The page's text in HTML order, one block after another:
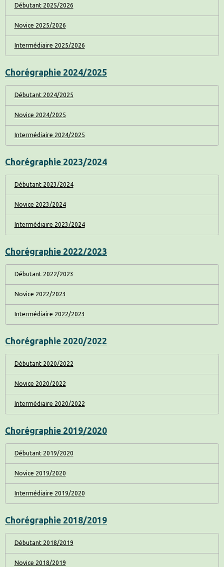
Débutant 2025/2026
Novice 2025/2026
Intermédiaire 2025/2026
Chorégraphie 2024/2025
Débutant 2024/2025
Novice 2024/2025
Intermédiaire 2024/2025
Chorégraphie 2023/2024
Débutant 2023/2024
Novice 2023/2024
Intermédiaire 2023/2024
Chorégraphie 2022/2023
Débutant 2022/2023
Novice 2022/2023
Intermédiaire 2022/2023
Chorégraphie 2020/2022
Débutant 2020/2022
Novice 2020/2022
Intermédiaire 2020/2022
Chorégraphie 2019/2020
Débutant 2019/2020
Novice 2019/2020
Intermédiaire 2019/2020
Chorégraphie 2018/2019
Débutant 2018/2019
Novice 2018/2019